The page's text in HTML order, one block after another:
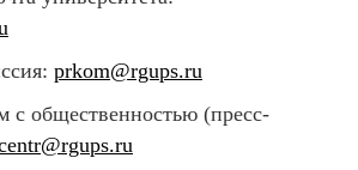
prkom@rgups.ru
с общественностью (пресс-